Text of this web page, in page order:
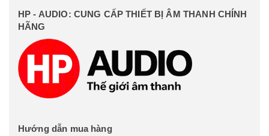
HP - AUDIO: CUNG CẤP THIẾT BỊ ÂM THANH CHÍNH
HÃNG
Hướng dẫn mua hàng